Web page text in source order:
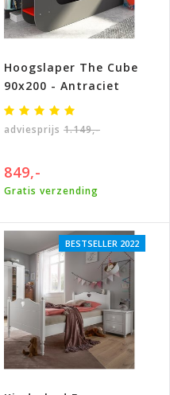
Hoogslaper The Cube
90x200 - Antraciet
adviesprijs 1.149,-
849,-
Gratis verzending
BESTSELLER 2022